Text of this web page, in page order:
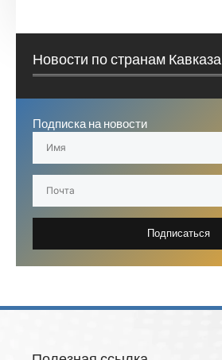
Новости по странам Кавказа
Подписка на новости
Подписаться